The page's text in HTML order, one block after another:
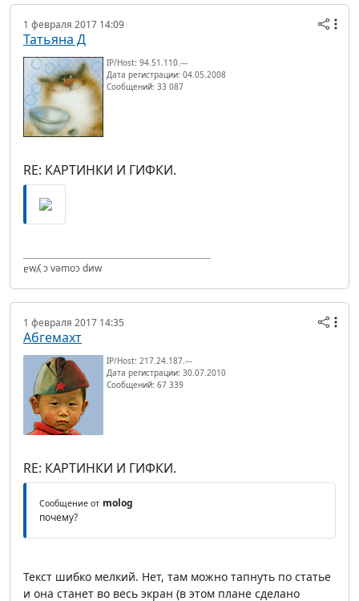
1 февраля 2017 14:09
Татьяна Д
IP/Host: 94.51.110.---
Дата регистрации: 04.05.2008
Сообщений: 33 087
RE: КАРТИНКИ И ГИФКИ.
ɐwʎ ɔ vǝmоɔ dиw
1 февраля 2017 14:35
Абгемахт
IP/Host: 217.24.187.---
Дата регистрации: 30.07.2010
Сообщений: 67 339
RE: КАРТИНКИ И ГИФКИ.
Сообщение от molog
почему?
Текст шибко мелкий. Нет, там можно тапнуть по статье
и она станет во весь экран (в этом плане сделано